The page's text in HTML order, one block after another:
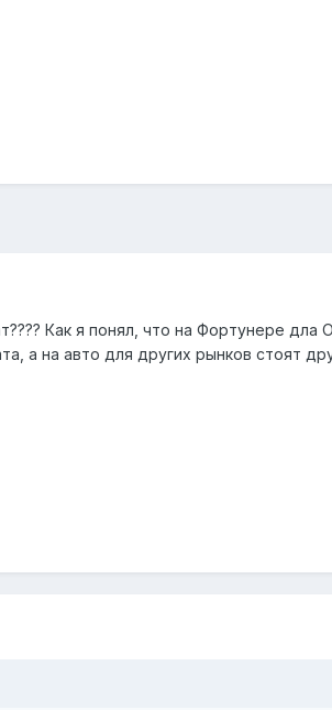
Как я понял, что на Фортунере дла
а на авто для других рынков стоят